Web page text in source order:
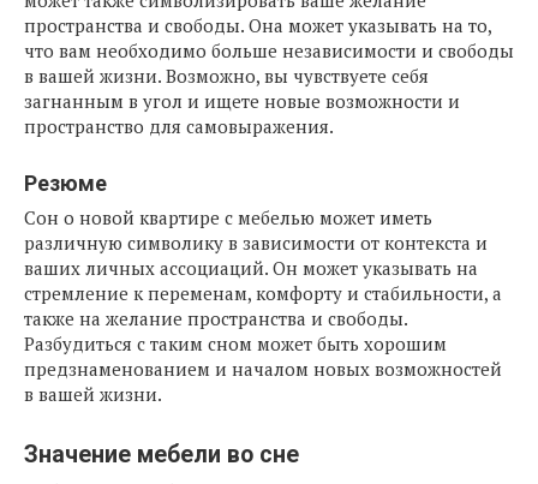
пространства и свободы. Она может указывать на то,
что вам необходимо больше независимости и свободы
в вашей жизни. Возможно, вы чувствуете себя
загнанным в угол и ищете новые возможности и
пространство для самовыражения.
Резюме
Сон о новой квартире с мебелью может иметь
различную символику в зависимости от контекста и
ваших личных ассоциаций. Он может указывать на
стремление к переменам, комфорту и стабильности, а
также на желание пространства и свободы.
Разбудиться с таким сном может быть хорошим
предзнаменованием и началом новых возможностей
в вашей жизни.
Значение мебели во сне